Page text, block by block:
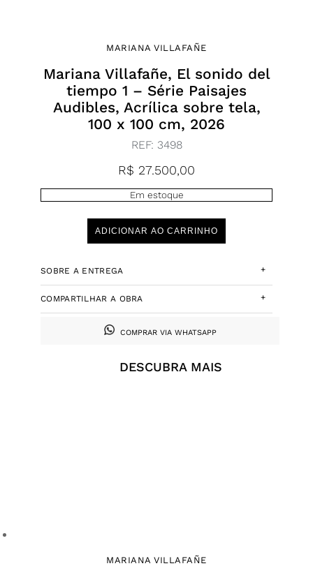
MARIANA VILLAFAÑE
Mariana Villafañe, El sonido del
tiempo 1 – Série Paisajes
Audibles, Acrílica sobre tela,
100 x 100 cm, 2026
REF: 3498
R$ 27.500,00
Em estoque
ADICIONAR AO CARRINHO
SOBRE A ENTREGA +
COMPARTILHAR A OBRA +
COMPRAR VIA WHATSAPP
DESCUBRA MAIS
MARIANA VILLAFAÑE